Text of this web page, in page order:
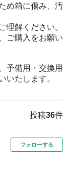
め箱に傷み、汚
理解ください。
ご購入をお願い
予備用・交換用
いたします。
投稿36件
フォローする